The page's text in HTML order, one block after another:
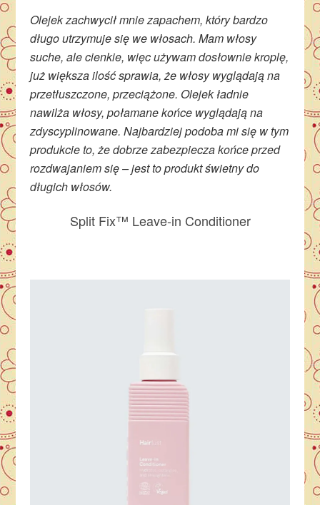
Olejek zachwycił mnie zapachem, który bardzo
długo utrzymuje się we włosach. Mam włosy
suche, ale cienkie, więc używam dosłownie kroplę,
już większa ilość sprawia, że włosy wyglądają na
przetłuszczone, przeciążone. Olejek ładnie
nawilża włosy, połamane końce wyglądają na
zdyscyplinowane. Najbardziej podoba mi się w tym
produkcie to, że dobrze zabezpiecza końce przed
rozdwajaniem się – jest to produkt świetny do
długich włosów.
Split Fix™ Leave-in Conditioner